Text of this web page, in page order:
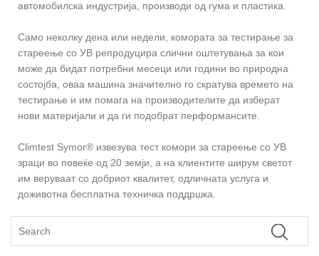
автомобилска индустрија, производи од гума и пластика.
Само неколку дена или недели, комората за тестирање за
стареење со УВ репродуцира слични оштетувања за кои
може да бидат потребни месеци или години во природна
состојба, оваа машина значително го скратува времето на
тестирање и им помага на производителите да изберат
нови материјали и да ги подобрат перформансите.
Climtest Symor® извезува тест комори за стареење со УВ
зраци во повеќе од 20 земји, а на клиентите ширум светот
им веруваат со добриот квалитет, одличната услуга и
доживотна бесплатна техничка поддршка.